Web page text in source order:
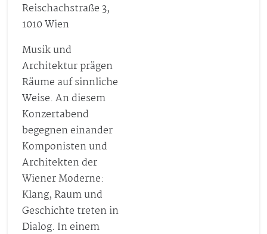
Reischachstraße 3,
1010 Wien
Musik und
Architektur prägen
Räume auf sinnliche
Weise. An diesem
Konzertabend
begegnen einander
Komponisten und
Architekten der
Wiener Moderne:
Klang, Raum und
Geschichte treten in
Dialog. In einem